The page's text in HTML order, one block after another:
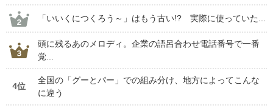
「いいくにつくろう～」はもう古い!? 実際に使っていた...
頭に残るあのメロディ。企業の語呂合わせ電話番号で一番
覚...
4位
全国の「グーとパー」での組み分け、地方によってこんな
に違う